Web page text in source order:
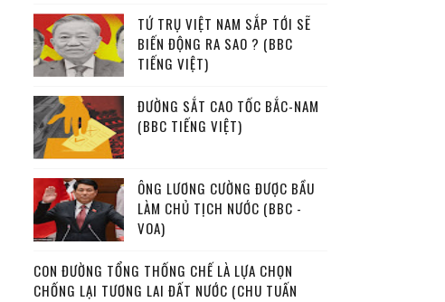
TỨ TRỤ VIỆT NAM SẮP TỚI SẼ
BIẾN ĐỘNG RA SAO ? (BBC
TIẾNG VIỆT)
ĐƯỜNG SẮT CAO TỐC BẮC-NAM
(BBC TIẾNG VIỆT)
ÔNG LƯƠNG CƯỜNG ĐƯỢC BẦU
LÀM CHỦ TỊCH NƯỚC (BBC -
VOA)
CON ĐƯỜNG TỔNG THỐNG CHẾ LÀ LỰA CHỌN
CHỐNG LẠI TƯƠNG LAI ĐẤT NƯỚC (CHU TUẤN